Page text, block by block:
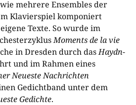
mehrere Ensembles der
Klavierspiel komponiert
Texte. So wurde im
Moments de la vie
in Dresden durch dasHaydn-
und im Rahmen eines
Neueste Nachrichten
Gedichtband unter dem
Gedichte.